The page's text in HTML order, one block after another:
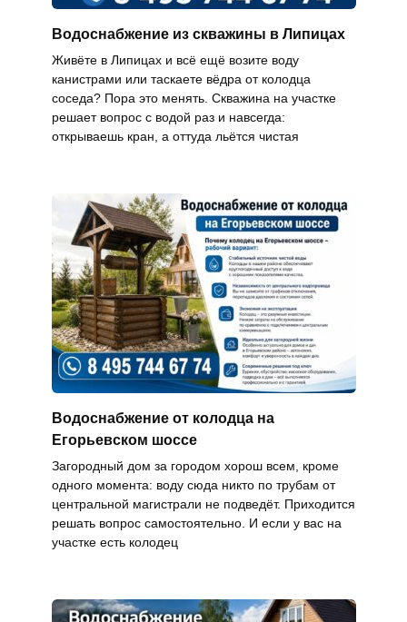
Водоснабжение из скважины в Липицах
Живёте в Липицах и всё ещё возите воду
канистрами или таскаете вёдра от колодца
соседа? Пора это менять. Скважина на участке
решает вопрос с водой раз и навсегда:
открываешь кран, а оттуда льётся чистая
Водоснабжение от колодца на
Егорьевском шоссе
Загородный дом за городом хорош всем, кроме
одного момента: воду сюда никто по трубам от
центральной магистрали не подведёт. Приходится
решать вопрос самостоятельно. И если у вас на
участке есть колодец